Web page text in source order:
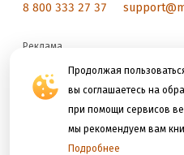
Продолжая
вы соглашаетесь на
при помощи сервисов
мы рекомендуем вам
Подробнее
8 800 333 27 37
Реклама
reklama@litres.ru
Мы принимаем к оплате